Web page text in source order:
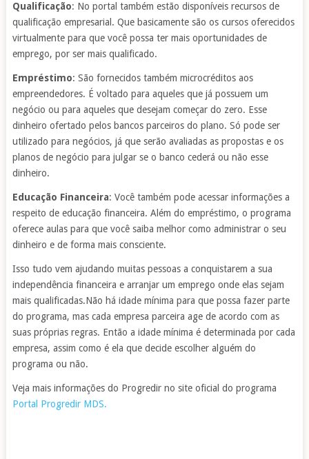
Qualificação: No portal também estão disponíveis recursos de
qualificação empresarial. Que basicamente são os cursos oferecidos
virtualmente para que você possa ter mais oportunidades de
emprego, por ser mais qualificado.
Empréstimo: São fornecidos também microcréditos aos
empreendedores. É voltado para aqueles que já possuem um
negócio ou para aqueles que desejam começar do zero. Esse
dinheiro ofertado pelos bancos parceiros do plano. Só pode ser
utilizado para negócios, já que serão avaliadas as propostas e os
planos de negócio para julgar se o banco cederá ou não esse
dinheiro.
Educação Financeira: Você também pode acessar informações a
respeito de educação financeira. Além do empréstimo, o programa
oferece aulas para que você saiba melhor como administrar o seu
dinheiro e de forma mais consciente.
Isso tudo vem ajudando muitas pessoas a conquistarem a sua
independência financeira e arranjar um emprego onde elas sejam
mais qualificadas.Não há idade mínima para que possa fazer parte
do programa, mas cada empresa parceira age de acordo com as
suas próprias regras. Então a idade mínima é determinada por cada
empresa, assim como é ela que decide escolher alguém do
programa ou não.
Veja mais informações do Progredir no site oficial do programa
Portal Progredir MDS.